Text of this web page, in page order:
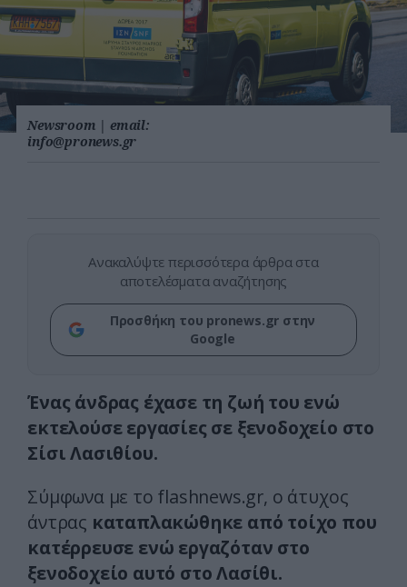
Newsroom | email:
info@pronews.gr
Ανακαλύψτε περισσότερα άρθρα στα
αποτελέσματα αναζήτησης
Προσθήκη του pronews.gr στην
Google
Ένας άνδρας έχασε τη ζωή του ενώ
εκτελούσε εργασίες σε ξενοδοχείο στο
Σίσι Λασιθίου.
Σύμφωνα με το flashnews.gr, ο άτυχος
άντρας καταπλακώθηκε από τοίχο που
κατέρρευσε ενώ εργαζόταν στο
ξενοδοχείο αυτό στο Λασίθι.